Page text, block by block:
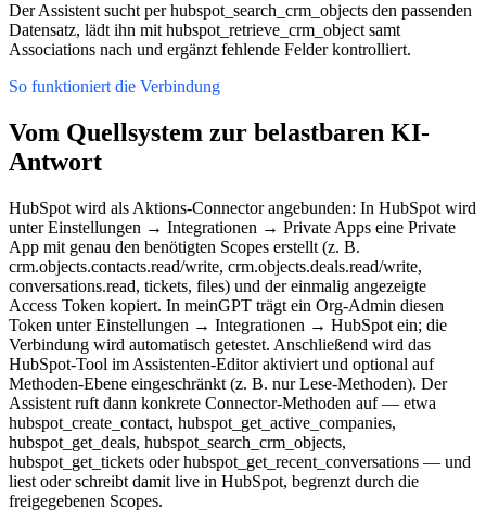
Der Assistent sucht per hubspot_search_crm_objects den passenden
Datensatz, lädt ihn mit hubspot_retrieve_crm_object samt
Associations nach und ergänzt fehlende Felder kontrolliert.
So funktioniert die Verbindung
Vom Quellsystem zur belastbaren KI-
Antwort
HubSpot wird als Aktions-Connector angebunden: In HubSpot wird
unter Einstellungen → Integrationen → Private Apps eine Private
App mit genau den benötigten Scopes erstellt (z. B.
crm.objects.contacts.read/write, crm.objects.deals.read/write,
conversations.read, tickets, files) und der einmalig angezeigte
Access Token kopiert. In meinGPT trägt ein Org-Admin diesen
Token unter Einstellungen → Integrationen → HubSpot ein; die
Verbindung wird automatisch getestet. Anschließend wird das
HubSpot-Tool im Assistenten-Editor aktiviert und optional auf
Methoden-Ebene eingeschränkt (z. B. nur Lese-Methoden). Der
Assistent ruft dann konkrete Connector-Methoden auf — etwa
hubspot_create_contact, hubspot_get_active_companies,
hubspot_get_deals, hubspot_search_crm_objects,
hubspot_get_tickets oder hubspot_get_recent_conversations — und
liest oder schreibt damit live in HubSpot, begrenzt durch die
freigegebenen Scopes.